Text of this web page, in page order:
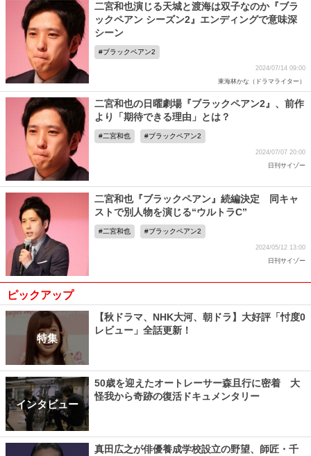
二宮和也演じる天城と渡海は双子なのか『ブラ
ックペアン シーズン2』エンディングで意味深
シーン
ブラックペアン2
2024/07/14 09:00
東海林かな（ドラマライター）
二宮和也の日曜劇場『ブラックペアン2』、前作
より「期待できる理由」とは？
二宮和也 ブラックペアン2
2024/07/07 20:00
日刊サイゾー
二宮和也『ブラックペアン』続編決定 同キャ
ストで別人物を演じる“ウルトラC”
二宮和也 ブラックペアン2
2024/05/12 13:00
日刊サイゾー
ピックアップ
特集
【秋ドラマ、NHK大河、朝ドラ】大好評「忖度0
レビュー」全話更新！
インタビュー
50歳を迎えたオートレーサー森且行に密着 大
怪我から奇跡の復活ドキュメンタリー
真田広之が俳優養成学校設立の野望、師匠・千